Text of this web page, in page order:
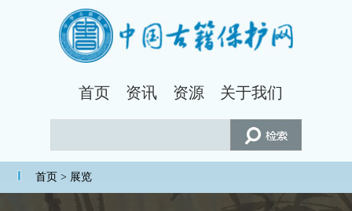
首页 资讯 资源 关于我们
首页 > 展览